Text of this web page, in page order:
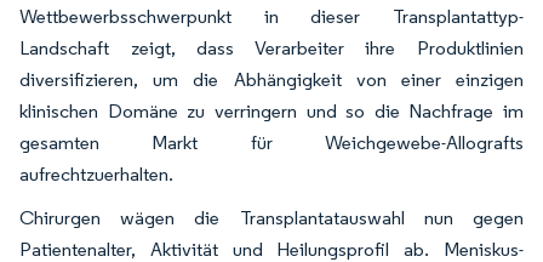
Wettbewerbsschwerpunkt in dieser Transplantattyp-
Landschaft zeigt, dass Verarbeiter ihre Produktlinien
diversifizieren, um die Abhängigkeit von einer einzigen
klinischen Domäne zu verringern und so die Nachfrage im
gesamten Markt für Weichgewebe-Allografts
aufrechtzuerhalten.
Chirurgen wägen die Transplantatauswahl nun gegen
Patientenalter, Aktivität und Heilungsprofil ab. Meniskus-